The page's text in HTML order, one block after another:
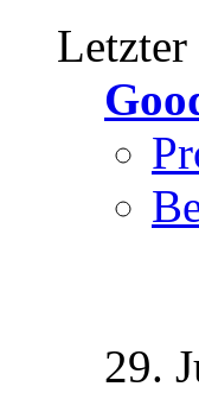
29.